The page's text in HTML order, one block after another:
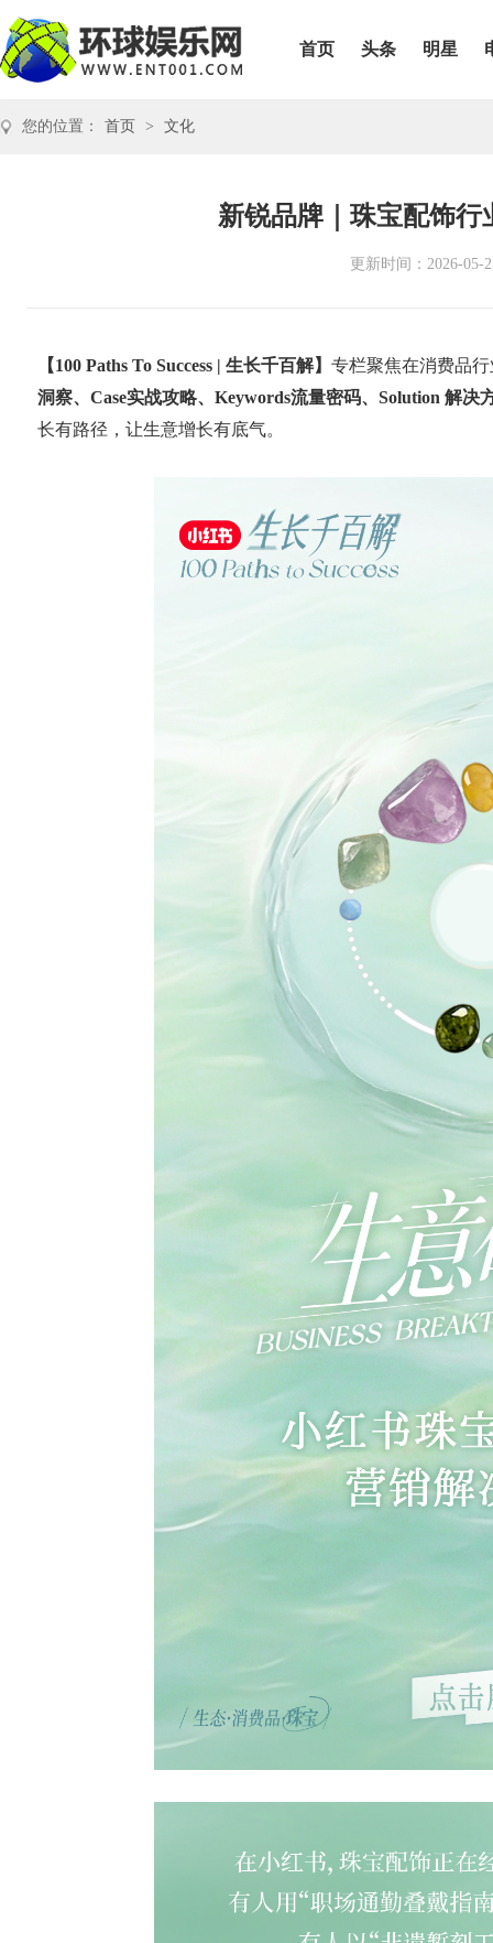
首页 头条 明星
您的位置： 首页 > 文化
新锐品牌｜珠宝配饰
更新时间：2026-05-
【100 Paths To Success | 生长千百解】 专栏聚焦在消费品
洞察、Case实战攻略、Keywords流量密码、Solution 解决
长有路径，让生意增长有底气。